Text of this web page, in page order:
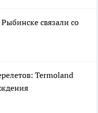
связали со
Termoland